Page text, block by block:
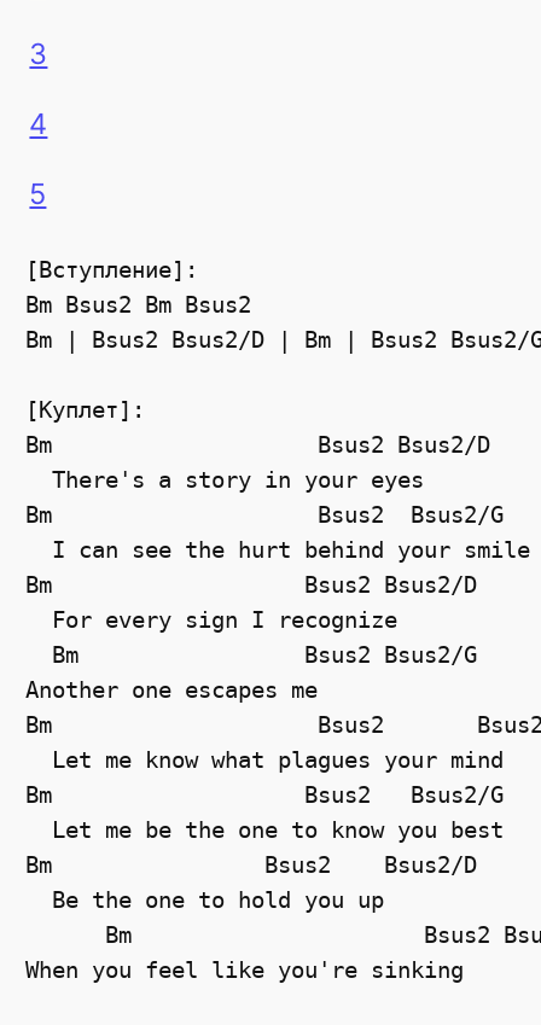
3
4
5
[Вступление]:
Bm Bsus2 Bm Bsus2
Bm | Bsus2 Bsus2/D | Bm | Bsus2 Bsus2/
[Куплет]:
Bm                    Bsus2 Bsus2/D
  There's a story in your eyes
Bm                    Bsus2  Bsus2/G
  I can see the hurt behind your smile
Bm                   Bsus2 Bsus2/D
  For every sign I recognize
  Bm                 Bsus2 Bsus2/G
Another one escapes me
Bm                    Bsus2
  Let me know what plagues your mind
Bm                   Bsus2   Bsus2/G
  Let me be the one to know you best
Bm                Bsus2    Bsus2/D
  Be the one to hold you up
Bm                      Bsus2
When you feel like you're sinking